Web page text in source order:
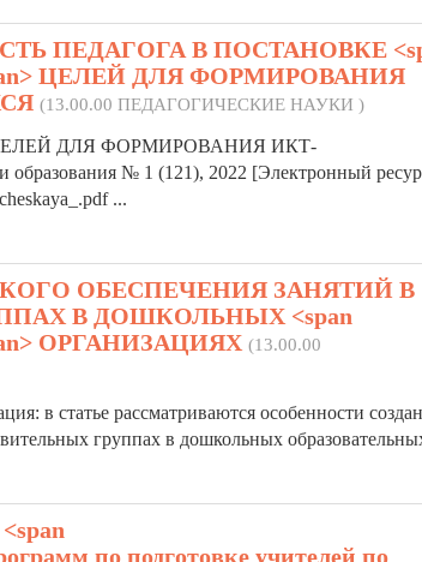
ПЕДАГОГА В ПОСТАНОВКЕ
ЦЕЛЕЙ ДЛЯ ФОРМИРОВАНИЯ
(13.00.00 ПЕДАГОГИЧЕСКИЕ НАУКИ )
ДЛЯ ФОРМИРОВАНИЯ ИКТ-
№ 1 (121), 2022 [Электронный
...
ОБЕСПЕЧЕНИЯ ЗАНЯТИЙ В
В ДОШКОЛЬНЫХ <span
ОРГАНИЗАЦИЯХ (13.00.00
в статье рассматриваются особенности
группах в дошкольных
по подготовке учителей по